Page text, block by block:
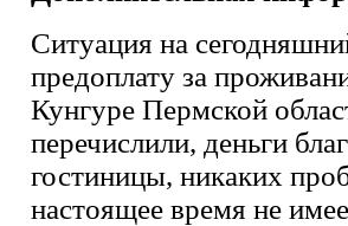
Ситуация на
предоплату за
Кунгуре Пермской
перечислили, деньги
гостиницы, никаких
настоящее время не